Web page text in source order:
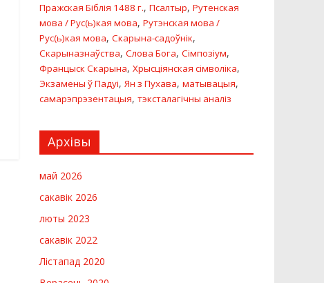
Пражская Біблія 1488 г., Псалтыр, Рутенская
мова / Рус(ь)кая мова, Рутэнская мова /
Рус(ь)кая мова, Скарына-садоўнік,
Скарыназнаўства, Слова Бога, Сімпозіум,
Францыск Скарына, Хрысціянская сімволіка,
Экзамены ў Падуі, Ян з Пухава, матывацыя,
самарэпрэзентацыя, тэксталагічны аналіз
Архівы
май 2026
сакавік 2026
люты 2023
сакавік 2022
Лістапад 2020